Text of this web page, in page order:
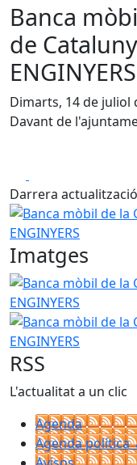
Banca
de
ENGINYERS
Dimarts, 14 de juliol
Davant de
Darrera
Banca mòbil de la
Imatges
Banca mòbil de la
Banca mòbil de la
RSS
L'actualitat a un clic
Agenda
Agenda